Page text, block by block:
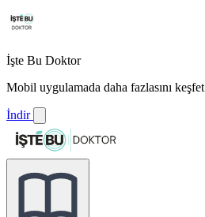
İşte Bu Doktor
Mobil uygulamada daha fazlasını keşfet
İndir